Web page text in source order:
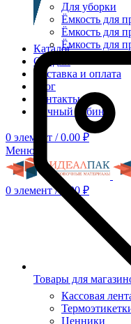
Каталог
Скидки
Доставка и оплата
Блог
Контакты
Личный кабинет
0 элемент / 0.00 ₽
Меню
0 элемент / 0.00 ₽
Для уборки
Ёмкость для
Ёмкость для
Ёмкость для
Товары для
Кассовая
Ценники